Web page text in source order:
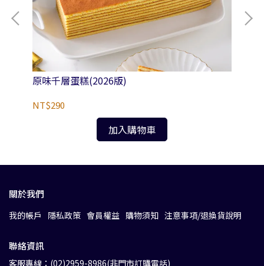
原味千層蛋糕(2026版)
NT$290
加入購物車
關於我們
我的帳戶 隱私政策 會員權益 購物須知 注意事項/退換貨說明
聯絡資訊
客服專線：(02)2959-8986(非門市訂購電話)